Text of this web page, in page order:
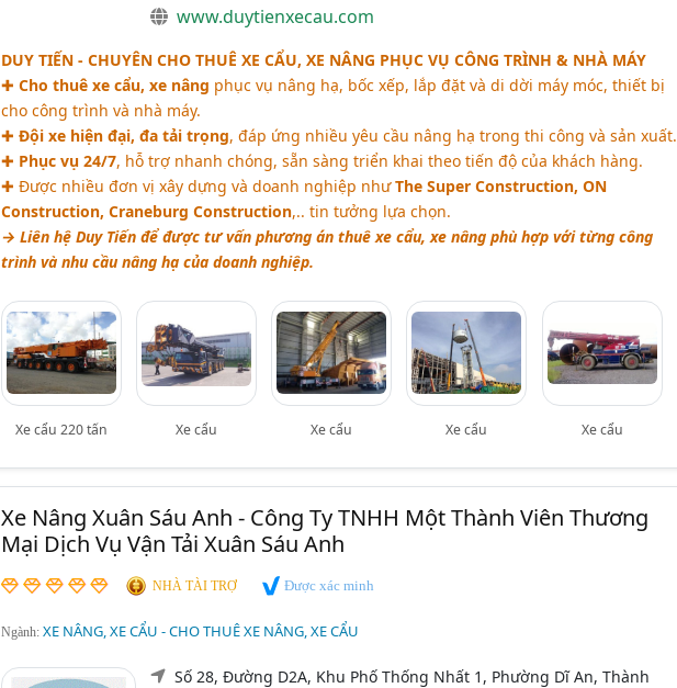
www.duytienxecau.com
DUY TIẾN - CHUYÊN CHO THUÊ XE CẨU, XE NÂNG PHỤC VỤ CÔNG TRÌNH & NHÀ MÁY
✚ Cho thuê xe cẩu, xe nâng phục vụ nâng hạ, bốc xếp, lắp đặt và di dời máy móc, thiết bị
cho công trình và nhà máy.
✚ Đội xe hiện đại, đa tải trọng, đáp ứng nhiều yêu cầu nâng hạ trong thi công và sản xuất.
✚ Phục vụ 24/7, hỗ trợ nhanh chóng, sẵn sàng triển khai theo tiến độ của khách hàng.
✚ Được nhiều đơn vị xây dựng và doanh nghiệp nhưThe Super Construction, ON
Construction, Craneburg Construction,.. tin tưởng lựa chọn.
→ Liên hệ Duy Tiến để được tư vấn phương án thuê xe cẩu, xe nâng phù hợp với từng công
trình và nhu cầu nâng hạ của doanh nghiệp.
Xe cẩu 220 tấn Xe cẩu Xe cẩu Xe cẩu Xe cẩu
Xe Nâng Xuân Sáu Anh - Công Ty TNHH Một Thành Viên Thương
Mại Dịch Vụ Vận Tải Xuân Sáu Anh
NHÀ TÀI TRỢ Được xác minh
Ngành: XE NÂNG, XE CẨU - CHO THUÊ XE NÂNG, XE CẨU
Số 28, Đường D2A, Khu Phố Thống Nhất 1, Phường Dĩ An, Thành